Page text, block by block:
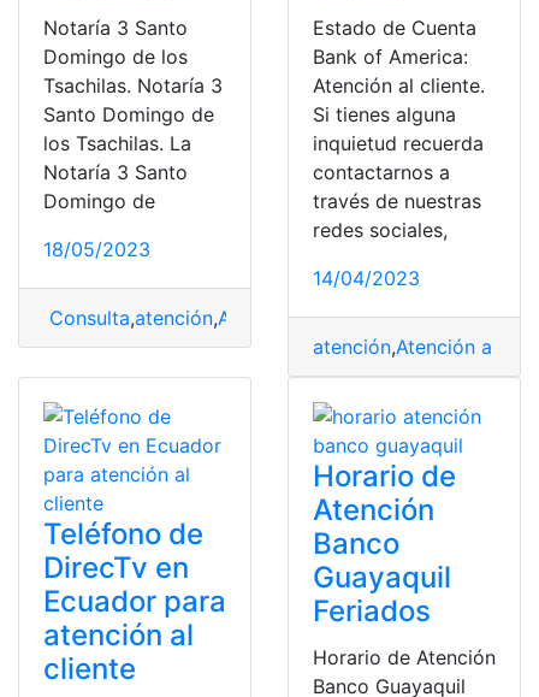
Notaría 3 Santo
Domingo de los
Tsachilas. Notaría 3
Santo Domingo de
los Tsachilas. La
Notaría 3 Santo
Domingo de
18/05/2023
Consulta,atención,Atención a Clientes,Atención al
Estado de Cuenta
Bank of America:
Atención al cliente.
Si tienes alguna
inquietud recuerda
contactarnos a
través de nuestras
redes sociales,
14/04/2023
atención,Atención a
Teléfono de
DirecTv en
Ecuador para
atención al
cliente
Horario de
Atención
Banco
Guayaquil
Feriados
Horario de Atención
Banco Guayaquil